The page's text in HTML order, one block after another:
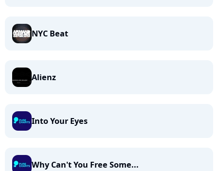
NYC Beat
Alienz
Into Your Eyes
Why Can't You Free Some...